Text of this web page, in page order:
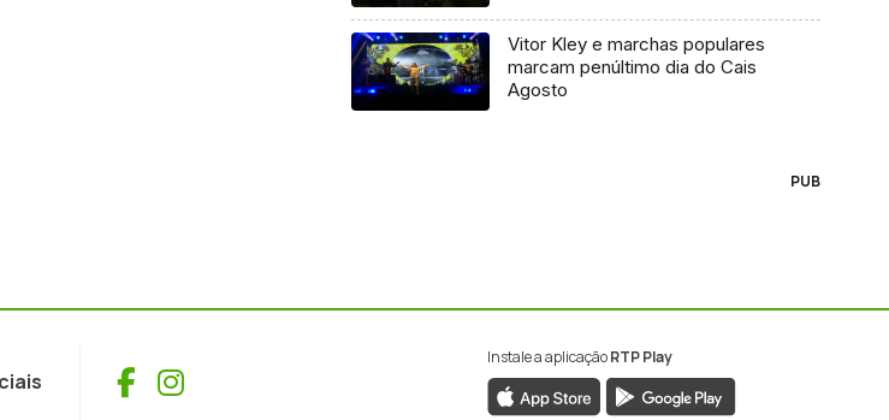
Vitor Kley e marchas populares
marcam penúltimo dia do Cais
Agosto
PUB
Facebook
Instagram
Instale a aplicaçãoRTP Play